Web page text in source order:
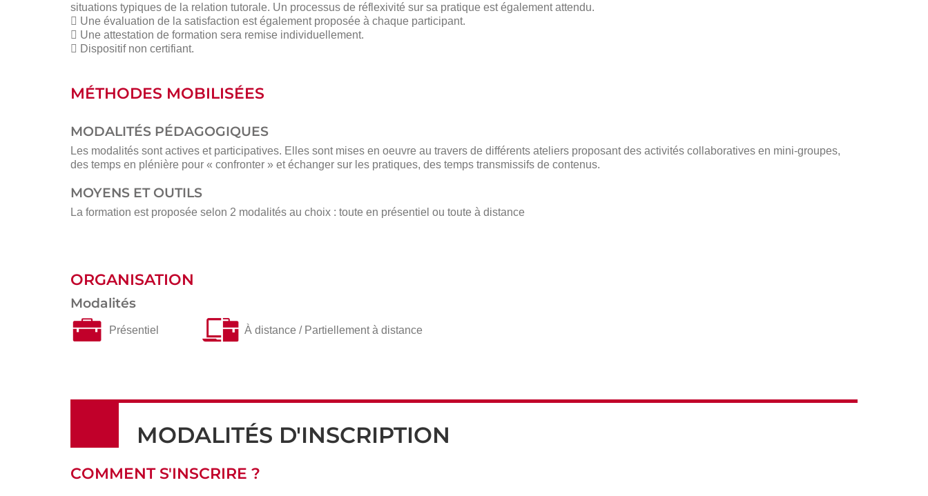
situations typiques de la relation tutorale. Un processus de réflexivité sur sa pratique est également attendu.
 Une évaluation de la satisfaction est également proposée à chaque participant.
 Une attestation de formation sera remise individuellement.
 Dispositif non certifiant.
MÉTHODES MOBILISÉES
MODALITÉS PÉDAGOGIQUES
Les modalités sont actives et participatives. Elles sont mises en oeuvre au travers de différents ateliers proposant des activités collaboratives en mini-groupes,
des temps en plénière pour « confronter » et échanger sur les pratiques, des temps transmissifs de contenus.
MOYENS ET OUTILS
La formation est proposée selon 2 modalités au choix : toute en présentiel ou toute à distance
ORGANISATION
Modalités
Présentiel À distance / Partiellement à distance
MODALITÉS D'INSCRIPTION
COMMENT S'INSCRIRE ?